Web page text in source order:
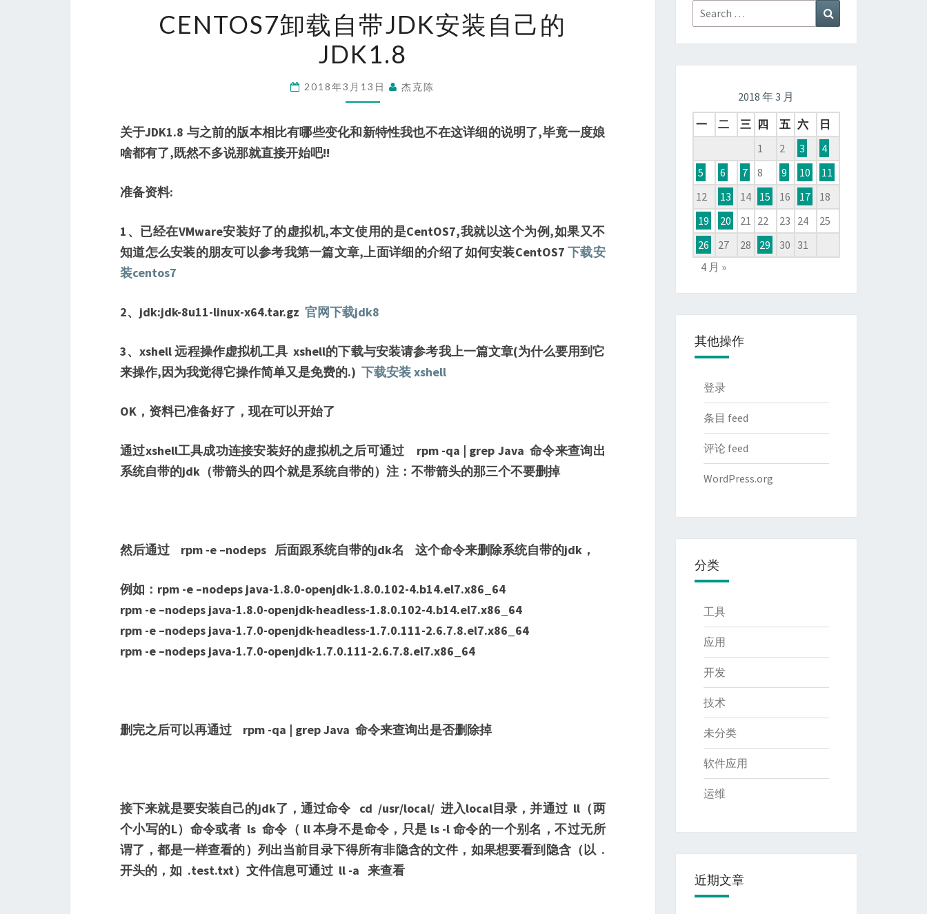
卸
载
自
带
安
JDK1.8
CENTOS7卸载自带JDK安装自己的
JDK1.8
2018年3月13日 杰克陈
关于JDK1.8 与之前的版本相比有哪些变化和新特性我也不在这详细的说明了,毕竟一度娘
啥都有了,既然不多说那就直接开始吧!!
准备资料:
1、已经在VMware安装好了的虚拟机,本文使用的是CentOS7,我就以这个为例,如果又不
知道怎么安装的朋友可以参考我第一篇文章,上面详细的介绍了如何安装CentOS7 下载安
装centos7
2、jdk:jdk-8u11-linux-x64.tar.gz 官网下载jdk8
3、xshell 远程操作虚拟机工具 xshell的下载与安装请参考我上一篇文章(为什么要用到它
来操作,因为我觉得它操作简单又是免费的.) 下载安装 xshell
OK，资料已准备好了，现在可以开始了
通过xshell工具成功连接安装好的虚拟机之后可通过 rpm -qa | grep Java 命令来查询出
系统自带的jdk（带箭头的四个就是系统自带的）注：不带箭头的那三个不要删掉
然后通过 rpm -e –nodeps 后面跟系统自带的jdk名 这个命令来删除系统自带的jdk，
例如：rpm -e –nodeps java-1.8.0-openjdk-1.8.0.102-4.b14.el7.x86_64
rpm -e –nodeps java-1.8.0-openjdk-headless-1.8.0.102-4.b14.el7.x86_64
rpm -e –nodeps java-1.7.0-openjdk-headless-1.7.0.111-2.6.7.8.el7.x86_64
rpm -e –nodeps java-1.7.0-openjdk-1.7.0.111-2.6.7.8.el7.x86_64
删完之后可以再通过 rpm -qa | grep Java 命令来查询出是否删除掉
接下来就是要安装自己的jdk了，通过命令 cd /usr/local/ 进入local目录，并通过 ll（两
个小写的L）命令或者 ls 命令（ ll 本身不是命令，只是 ls -l 命令的一个别名，不过无所
谓了，都是一样查看的）列出当前目录下得所有非隐含的文件，如果想要看到隐含（以 .
开头的，如 .test.txt）文件信息可通过 ll -a 来查看
Search
for:
2018 年 3 月
一
二 三 四 五 六
日
1
2 3
4
5
6 7 8 9 10
11
12
13 14 15 16 17
18
19
20 21 22 23 24
25
26
27 28 29 30 31
4 月 »
其他操作
登录
条目 feed
评论 feed
WordPress.org
分类
工具
应用
开发
技术
未分类
软件应用
运维
近期文章